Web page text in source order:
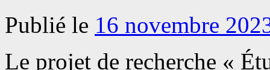
Publié le 16 novembre
Le projet de recherche «